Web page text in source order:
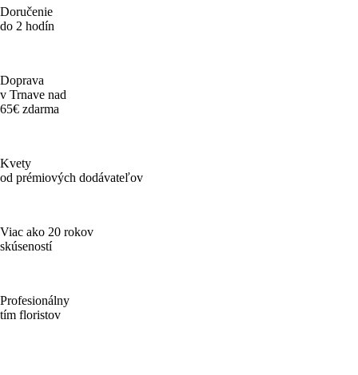
Doručenie
do 2 hodín
Doprava
v Trnave nad
65€ zdarma
Kvety
od prémiových dodávateľov
Viac ako 20 rokov
skúseností
Profesionálny
tím floristov